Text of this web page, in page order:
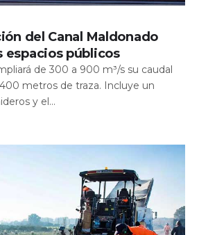
del Canal Maldonado
espacios públicos
de 300 a 900 m³/s su caudal
metros de traza. Incluye un
y el...